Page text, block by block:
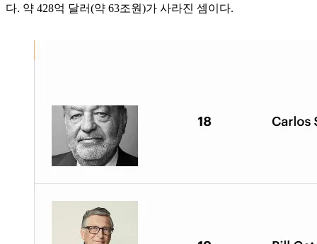
다. 약 428억 달러(약 63조원)가 사라진 셈이다.